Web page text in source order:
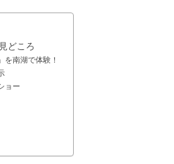
どころ
を南湖で体験！
ョー